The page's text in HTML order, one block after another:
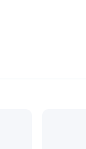
니다. 기술 및
를 만들어 가는
.